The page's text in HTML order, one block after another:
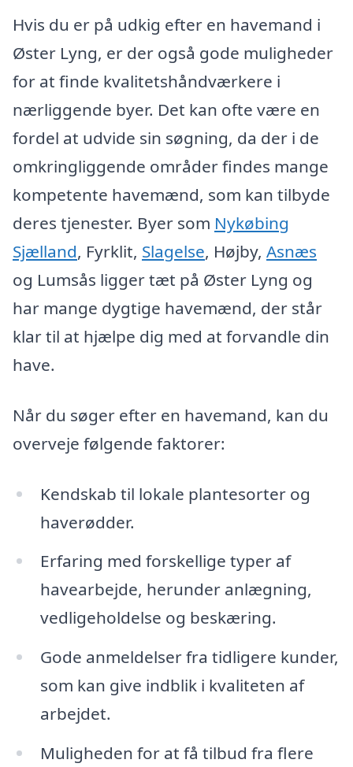
Hvis du er på udkig efter en havemand i
Øster Lyng, er der også gode muligheder
for at finde kvalitetshåndværkere i
nærliggende byer. Det kan ofte være en
fordel at udvide sin søgning, da der i de
omkringliggende områder findes mange
kompetente havemænd, som kan tilbyde
deres tjenester. Byer som Nykøbing
Sjælland, Fyrklit, Slagelse, Højby, Asnæs
og Lumsås ligger tæt på Øster Lyng og
har mange dygtige havemænd, der står
klar til at hjælpe dig med at forvandle din
have.
Når du søger efter en havemand, kan du
overveje følgende faktorer:
Kendskab til lokale plantesorter og
haverødder.
Erfaring med forskellige typer af
havearbejde, herunder anlægning,
vedligeholdelse og beskæring.
Gode anmeldelser fra tidligere kunder,
som kan give indblik i kvaliteten af
arbejdet.
Muligheden for at få tilbud fra flere